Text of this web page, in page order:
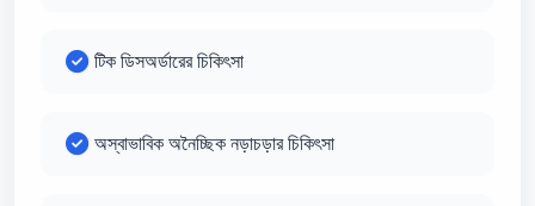
টিক ডিসঅর্ডারের চিকিৎসা
অস্বাভাবিক অনৈচ্ছিক নড়াচড়ার চিকিৎসা